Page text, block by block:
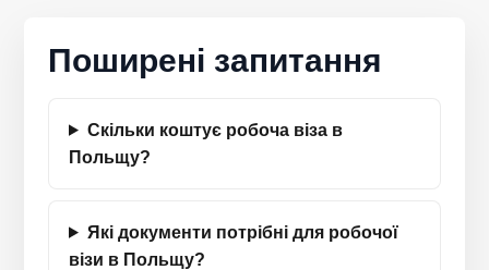
Поширені запитання
Скільки коштує робоча віза в
Польщу?
Які документи потрібні для робочої
візи в Польщу?